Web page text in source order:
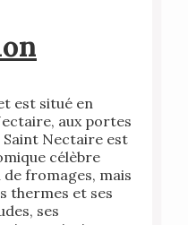
est situé en
aux portes
Saint Nectaire est
célèbre
fromages, mais
thermes et ses
ses